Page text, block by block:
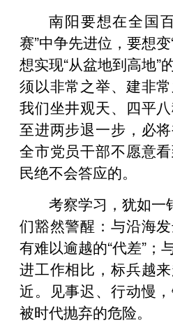
南阳要想在全国
赛”中争先进位，要想变
想实现“从盆地到高地”
须以非常之举、建非
我们坐井观天、四平
至进两步退一步，必
全市党员干部不愿意
民绝不会答应的。
考察学习，犹如一
们豁然警醒：与沿海
有难以逾越的“代差”；
进工作相比，标兵越
近。见事迟、行动慢
被时代抛弃的危险。